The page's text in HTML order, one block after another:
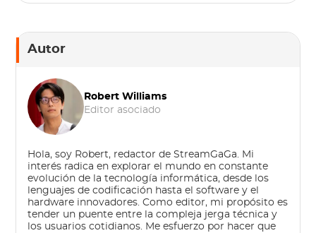
Autor
Robert Williams
Editor asociado
Hola, soy Robert, redactor de StreamGaGa. Mi
interés radica en explorar el mundo en constante
evolución de la tecnología informática, desde los
lenguajes de codificación hasta el software y el
hardware innovadores. Como editor, mi propósito es
tender un puente entre la compleja jerga técnica y
los usuarios cotidianos. Me esfuerzo por hacer que